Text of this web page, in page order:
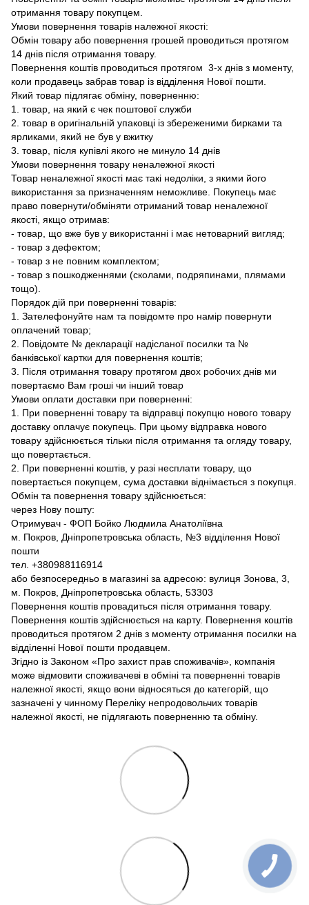
отримання товару покупцем.
Умови повернення товарів належної якості:
Обмін товару або повернення грошей проводиться протягом
14 днів після отримання товару.
Повернення коштів проводиться протягом 3-х днів з моменту,
коли продавець забрав товар із відділення Нової пошти.
Який товар підлягає обміну, поверненню:
1. товар, на який є чек поштової служби
2. товар в оригінальній упаковці із збереженими бирками та
ярликами, який не був у вжитку
3. товар, після купівлі якого не минуло 14 днів
Умови повернення товару неналежної якості
Товар неналежної якості має такі недоліки, з якими його
використання за призначенням неможливе. Покупець має
право повернути/обміняти отриманий товар неналежної
якості, якщо отримав:
- товар, що вже був у використанні і має нетоварний вигляд;
- товар з дефектом;
- товар з не повним комплектом;
- товар з пошкодженнями (сколами, подряпинами, плямами
тощо).
Порядок дій при поверненні товарів:
1. Зателефонуйте нам та повідомте про намір повернути
оплачений товар;
2. Повідомте № декларації надісланої посилки та №
банківської картки для повернення коштів;
3. Після отримання товару протягом двох робочих днів ми
повертаємо Вам гроші чи інший товар
Умови оплати доставки при поверненні:
1. При поверненні товару та відправці покупцю нового товару
доставку оплачує покупець. При цьому відправка нового
товару здійснюється тільки після отримання та огляду товару,
що повертається.
2. При поверненні коштів, у разі несплати товару, що
повертається покупцем, сума доставки віднімається з покупця.
Обмін та повернення товару здійснюється:
через Нову пошту:
Отримувач - ФОП Бойко Людмила Анатоліївна
м. Покров, Дніпропетровська область, №3 відділення Нової
пошти
тел. +380988116914
або безпосередньо в магазині за адресою: вулиця Зонова, 3,
м. Покров, Дніпропетровська область, 53303
Повернення коштів провадиться після отримання товару.
Повернення коштів здійснюється на карту. Повернення коштів
проводиться протягом 2 днів з моменту отримання посилки на
відділенні Нової пошти продавцем.
Згідно із Законом «Про захист прав споживачів», компанія
може відмовити споживачеві в обміні та поверненні товарів
належної якості, якщо вони відносяться до категорій, що
зазначені у чинному Переліку непродовольчих товарів
належної якості, не підлягають поверненню та обміну.